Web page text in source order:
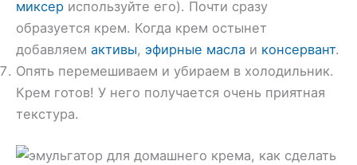
миксер используйте его). Почти сразу
образуется крем. Когда крем остынет
добавляем активы, эфирные масла и консервант.
Опять перемешиваем и убираем в холодильник.
Крем готов! У него получается очень приятная
текстура.